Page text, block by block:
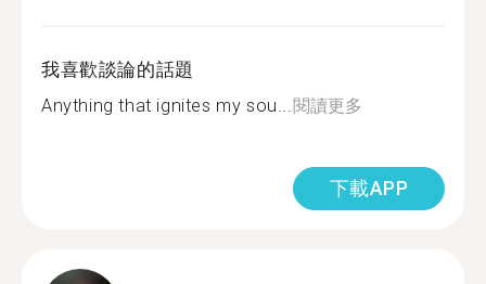
我喜歡談論的話題
Anything that ignites my sou...閱讀更多
下載APP